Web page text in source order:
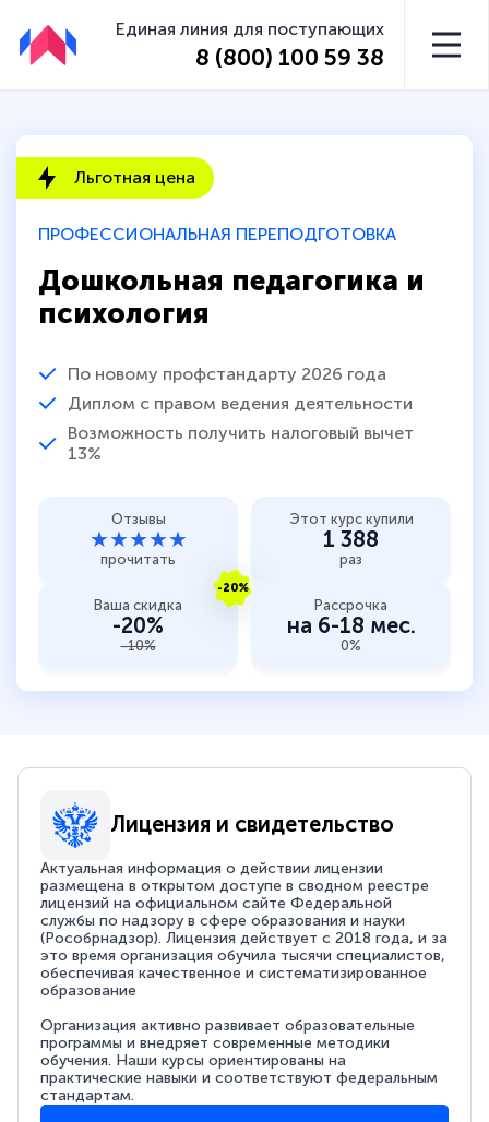
Единая линия для поступающих
8 (800) 100 59 38
ПРОФЕССИОНАЛЬНАЯ ПЕРЕПОДГОТОВКА
Дошкольная педагогика и
психология
По новому профстандарту 2026 года
Диплом с правом ведения деятельности
Возможность получить налоговый вычет
13%
Льготная цена
Отзывы
★★★★★
прочитать
Этот курс купили
1 388
раз
-20%
Ваша скидка
-20%
-10%
Рассрочка
на 6-18 мес.
0%
Лицензия и свидетельство
Актуальная информация о действии лицензии
размещена в открытом доступе в сводном реестре
лицензий на официальном сайте Федеральной
службы по надзору в сфере образования и науки
(Рособрнадзор). Лицензия действует с 2018 года, и за
это время организация обучила тысячи специалистов,
обеспечивая качественное и систематизированное
образование
Организация активно развивает образовательные
программы и внедряет современные методики
обучения. Наши курсы ориентированы на
практические навыки и соответствуют федеральным
стандартам.